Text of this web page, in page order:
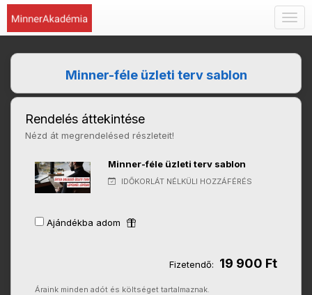
Minner-féle üzleti terv sablon
Rendelés áttekintése
Nézd át megrendelésed részleteit!
Minner-féle üzleti terv sablon
IDŐKORLÁT NÉLKÜLI HOZZÁFÉRÉS
Ajándékba adom
Fizetendő: 19 900 Ft
Áraink minden adót és költséget tartalmaznak.